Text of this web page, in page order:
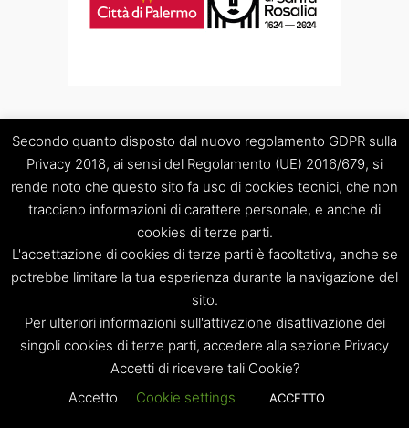
Secondo quanto disposto dal nuovo regolamento GDPR sulla
Privacy 2018, ai sensi del Regolamento (UE) 2016/679, si
rende noto che questo sito fa uso di cookies tecnici, che non
tracciano informazioni di carattere personale, e anche di
cookies di terze parti.
L'accettazione di cookies di terze parti è facoltativa, anche se
potrebbe limitare la tua esperienza durante la navigazione del
sito.
Per ulteriori informazioni sull'attivazione disattivazione dei
singoli cookies di terze parti, accedere alla sezione Privacy
Accetti di ricevere tali Cookie?
Accetto
Cookie settings ACCETTO